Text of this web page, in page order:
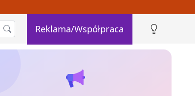
Reklama/Współpraca